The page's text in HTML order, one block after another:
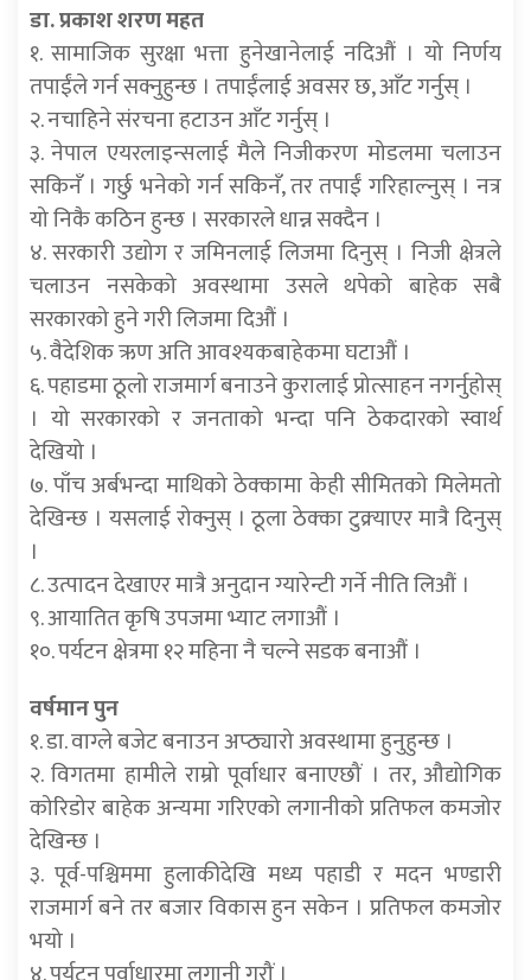
डा. प्रकाश शरण महत
१. सामाजिक सुरक्षा भत्ता हुनेखानेलाई नदिऔं । यो निर्णय
तपाईंले गर्न सक्नुहुन्छ । तपाईंलाई अवसर छ, आँट गर्नुस् ।
२. नचाहिने संरचना हटाउन आँट गर्नुस् ।
३. नेपाल एयरलाइन्सलाई मैले निजीकरण मोडलमा चलाउन
सकिनँ । गर्छु भनेको गर्न सकिनँ, तर तपाईं गरिहाल्नुस् । नत्र
यो निकै कठिन हुन्छ । सरकारले धान्न सक्दैन ।
४. सरकारी उद्योग र जमिनलाई लिजमा दिनुस् । निजी क्षेत्रले
चलाउन नसकेको अवस्थामा उसले थपेको बाहेक सबै
सरकारको हुने गरी लिजमा दिऔं ।
५. वैदेशिक ऋण अति आवश्यकबाहेकमा घटाऔं ।
६. पहाडमा ठूलो राजमार्ग बनाउने कुरालाई प्रोत्साहन नगर्नुहोस्
। यो सरकारको र जनताको भन्दा पनि ठेकदारको स्वार्थ
देखियो ।
७. पाँच अर्बभन्दा माथिको ठेक्कामा केही सीमितको मिलेमतो
देखिन्छ । यसलाई रोक्नुस् । ठूला ठेक्का टुक्र्याएर मात्रै दिनुस्
।
८. उत्पादन देखाएर मात्रै अनुदान ग्यारेन्टी गर्ने नीति लिऔं ।
९. आयातित कृषि उपजमा भ्याट लगाऔं ।
१०. पर्यटन क्षेत्रमा १२ महिना नै चल्ने सडक बनाऔं ।
वर्षमान पुन
१. डा. वाग्ले बजेट बनाउन अप्ठ्यारो अवस्थामा हुनुहुन्छ ।
२. विगतमा हामीले राम्रो पूर्वाधार बनाएछौं । तर, औद्योगिक
कोरिडोर बाहेक अन्यमा गरिएको लगानीको प्रतिफल कमजोर
देखिन्छ ।
३. पूर्व-पश्चिममा हुलाकीदेखि मध्य पहाडी र मदन भण्डारी
राजमार्ग बने तर बजार विकास हुन सकेन । प्रतिफल कमजोर
भयो ।